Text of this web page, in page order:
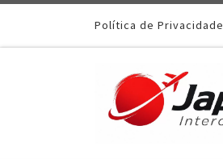
Política de Privacidade